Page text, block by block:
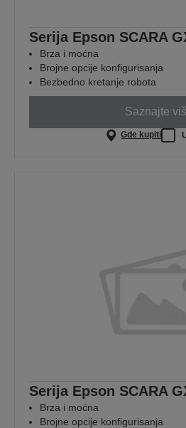
Serija Epson SCARA
Brza i moćna
Brojne opcije konfigurisanja
Bezbedno kretanje robota
Saznajte
Gde kupiti
Serija Epson SCARA
Brza i moćna
Brojne opcije konfigurisanja